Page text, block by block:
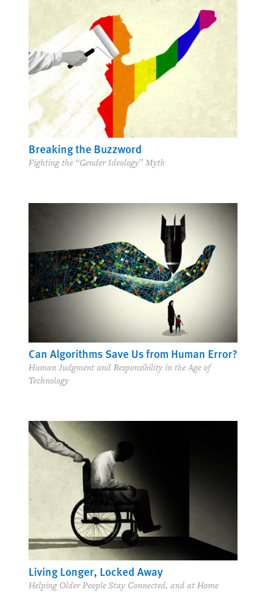
Breaking the Buzzword
Fighting the “Gender Ideology” Myth
Can Algorithms Save Us from Human Error?
Human Judgment and Responsibility in the Age of
Technology
Living Longer, Locked Away
Helping Older People Stay Connected, and at Home